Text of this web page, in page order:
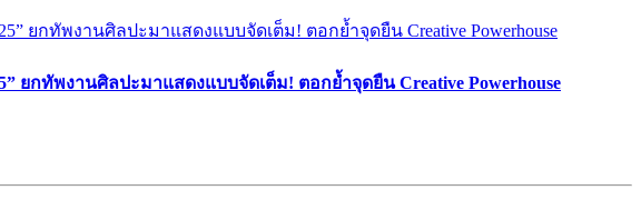
ยกทัพงานศิลปะมาแสดงแบบจัดเต็ม! ตอกย้ำจุดยืน Creative Powerhouse